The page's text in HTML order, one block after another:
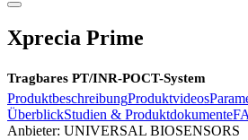
Xprecia Prime
Tragbares PT/INR-POCT-System
ProduktbeschreibungProduktvideos
ÜberblickStudien & Produktdokumente
Anbieter: UNIVERSAL BIOSENSORS